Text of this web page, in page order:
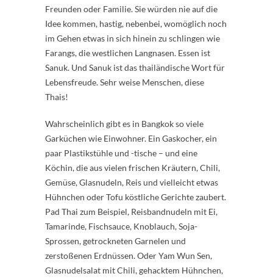
Freunden oder Familie. Sie würden nie auf die
Idee kommen, hastig, nebenbei, womöglich noch
im Gehen etwas in sich hinein zu schlingen wie
Farangs, die westlichen Langnasen. Essen ist
Sanuk. Und Sanuk ist das thailändische Wort für
Lebensfreude. Sehr weise Menschen, diese
Thais!
Wahrscheinlich gibt es in Bangkok so viele
Garküchen wie Einwohner. Ein Gaskocher, ein
paar Plastikstühle und -tische – und eine
Köchin, die aus vielen frischen Kräutern, Chili,
Gemüse, Glasnudeln, Reis und vielleicht etwas
Hühnchen oder Tofu köstliche Gerichte zaubert.
Pad Thai zum Beispiel, Reisbandnudeln mit Ei,
Tamarinde, Fischsauce, Knoblauch, Soja-
Sprossen, getrockneten Garnelen und
zerstoßenen Erdnüssen. Oder Yam Wun Sen,
Glasnudelsalat mit Chili, gehacktem Hühnchen,